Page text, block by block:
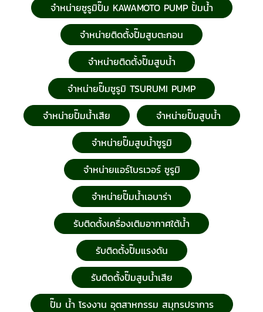
จำหน่ายซูรูมิปั๊ม KAWAMOTO PUMP ปั้มน้ำ
จำหน่ายติดตั้งปั๊มสูบตะกอน
จำหน่ายติดตั้งปั๊มสูบน้ำ
จำหน่ายปั๊มซูรูมิ TSURUMI PUMP
จำหน่ายปั๊มน้ำเสีย
จำหน่ายปั๊มสูบน้ำ
จำหน่ายปั๊มสูบน้ำซูรูมิ
จำหน่ายแอร์โบรเวอร์ ซูรูมิ
จำหน่ายปั๊มน้ำเอบาร่า
รับติดตั้งเครื่องเติมอากาศใต้น้ำ
รับติดตั้งปั๊มแรงดัน
รับติดตั้งปั๊มสูบน้ำเสีย
ปั๊ม น้ำ โรงงาน อุตสาหกรรม สมุทรปราการ